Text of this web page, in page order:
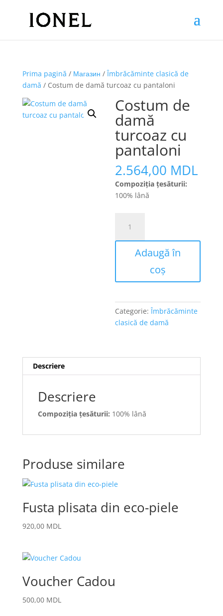
Prima pagină / Магазин / Îmbrăcăminte clasică de
damă / Costum de damă turcoaz cu pantaloni
Costum de
damă
turcoaz cu
pantaloni
2.564,00 MDL
Compoziția țesăturii:
100% lână
Costum
de
Adaugă în
coș
Categorie:Îmbrăcăminte
clasică de damă
Descriere
Descriere
Compoziția țesăturii: 100% lână
Produse similare
Fusta plisata din eco-piele
920,00 MDL
Voucher Cadou
500,00 MDL